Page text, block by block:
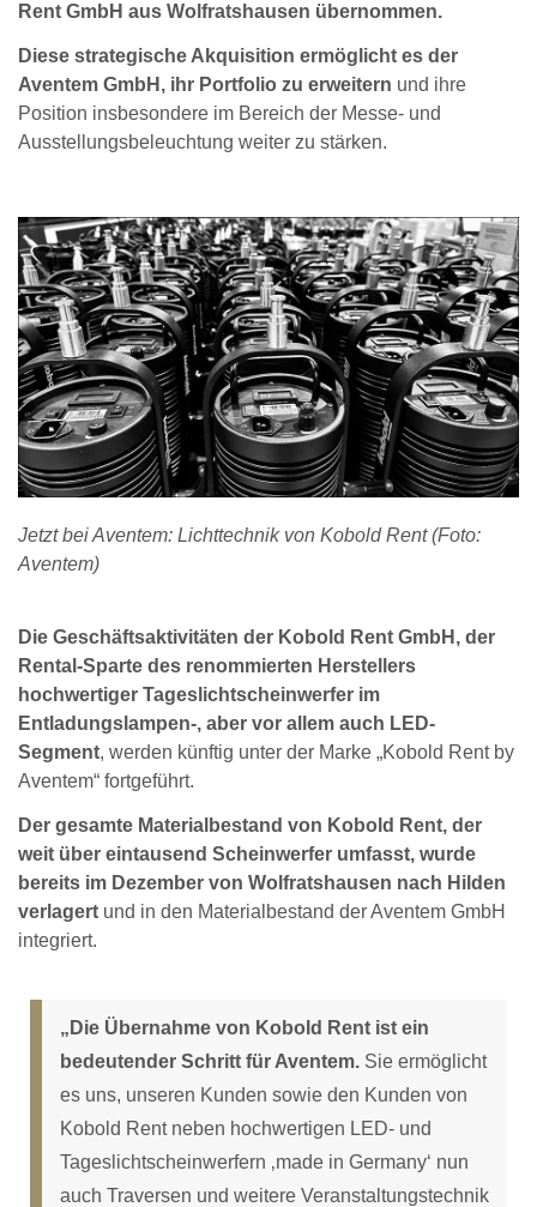
Rent GmbH aus Wolfratshausen übernommen.
Diese strategische Akquisition ermöglicht es der
Aventem GmbH, ihr Portfolio zu erweitern und ihre
Position insbesondere im Bereich der Messe- und
Ausstellungsbeleuchtung weiter zu stärken.
Jetzt bei Aventem: Lichttechnik von Kobold Rent (Foto:
Aventem)
Die Geschäftsaktivitäten der Kobold Rent GmbH, der
Rental-Sparte des renommierten Herstellers
hochwertiger Tageslichtscheinwerfer im
Entladungslampen-, aber vor allem auch LED-
Segment, werden künftig unter der Marke „Kobold Rent by
Aventem“ fortgeführt.
Der gesamte Materialbestand von Kobold Rent, der
weit über eintausend Scheinwerfer umfasst, wurde
bereits im Dezember von Wolfratshausen nach Hilden
verlagert und in den Materialbestand der Aventem GmbH
integriert.
„Die Übernahme von Kobold Rent ist ein
bedeutender Schritt für Aventem. Sie ermöglicht
es uns, unseren Kunden sowie den Kunden von
Kobold Rent neben hochwertigen LED- und
Tageslichtscheinwerfern ‚made in Germany‘ nun
auch Traversen und weitere Veranstaltungstechnik